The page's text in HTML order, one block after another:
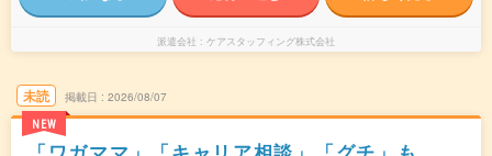
派遣会社 ケアスタッフィング株式会社
未読
NEW
掲載日 2026/08/07